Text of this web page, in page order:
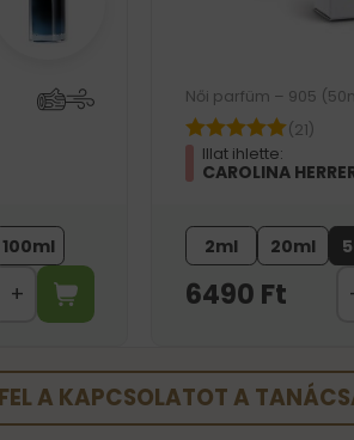
100ml
Női parfüm – 905
(21)
Illat ihlette:
CAROLINA
2ml 20ml
6490 Ft
A KAPCSOLATOT A